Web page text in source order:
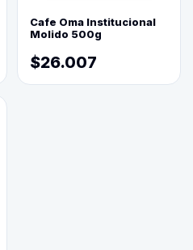
Cafe Oma Institucional
Molido 500g
$26.007